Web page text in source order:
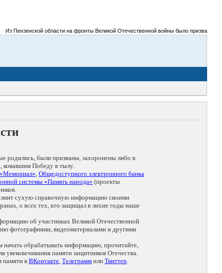
Пензенской области на фронты Великой Отечественной войны было призвано
родились, были призваны, захоронены либо в
ковавшим Победу в тылу.
, Общедоступного электронного банка
системы «Память народа» (проекты
сухую справочную информацию своими
о всех тех, кто защищал в лихие годы наше
об участниках Великой Отечественной
фотографиями, видеоматериалами и другими
начать обрабатывать информацию, прочитайте,
памяти защитников Отечества.
памяти в ВКонтакте, Телеграмм или Твиттер.